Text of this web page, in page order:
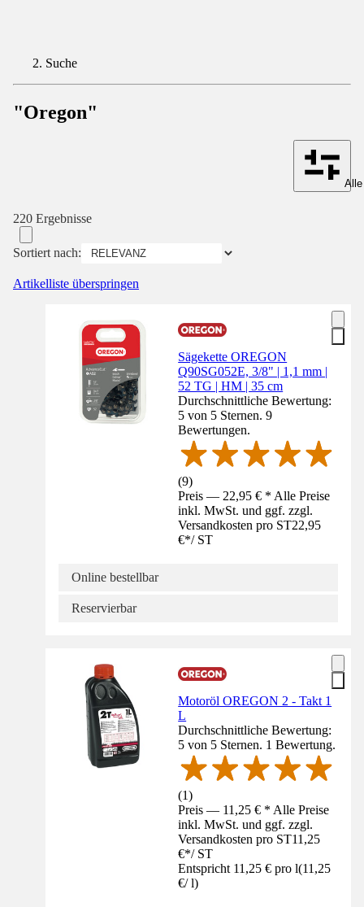
Suche
"Oregon"
220 Ergebnisse
Sortiert nach:
Artikelliste überspringen
Sägekette OREGON
Q90SG052E, 3/8" | 1,1 mm |
52 TG | HM | 35 cm
Durchschnittliche Bewertung:
5 von 5 Sternen. 9
Bewertungen.
(9)
Preis — 22,95 € * Alle Preise
inkl. MwSt. und ggf. zzgl.
Versandkosten pro ST22,95
€*/ ST
Online bestellbar
Reservierbar
Motoröl OREGON 2 - Takt 1
L
Durchschnittliche Bewertung:
5 von 5 Sternen. 1 Bewertung.
(1)
Preis — 11,25 € * Alle Preise
inkl. MwSt. und ggf. zzgl.
Versandkosten pro ST11,25
€*/ ST
Entspricht 11,25 € pro l(11,25
€/ l)